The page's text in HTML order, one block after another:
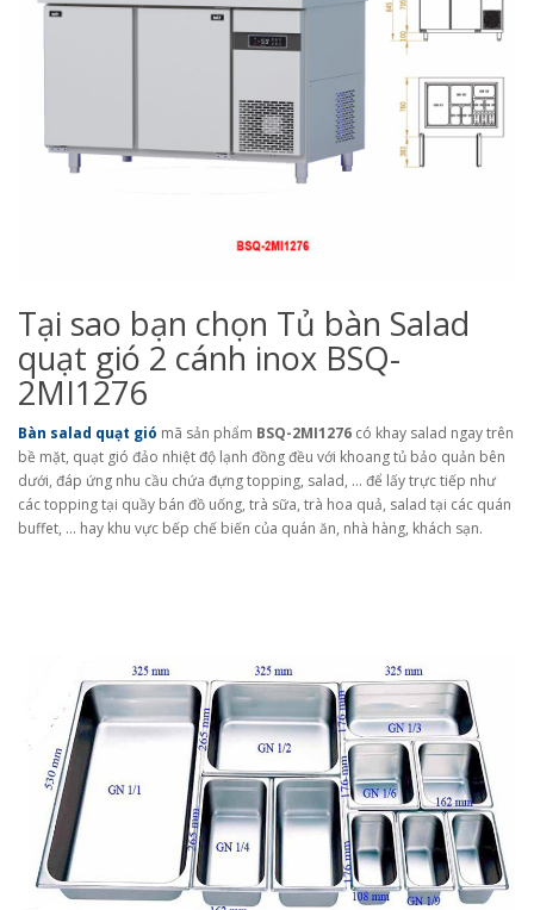
Tại sao bạn chọn Tủ bàn Salad
quạt gió 2 cánh inox BSQ-
2MI1276
Bàn salad quạt gió mã sản phẩm BSQ-2MI1276 có khay salad ngay trên
bề mặt, quạt gió đảo nhiệt độ lạnh đồng đều với khoang tủ bảo quản bên
dưới, đáp ứng nhu cầu chứa đựng topping, salad, … để lấy trực tiếp như
các topping tại quầy bán đồ uống, trà sữa, trà hoa quả, salad tại các quán
buffet, … hay khu vực bếp chế biến của quán ăn, nhà hàng, khách sạn.